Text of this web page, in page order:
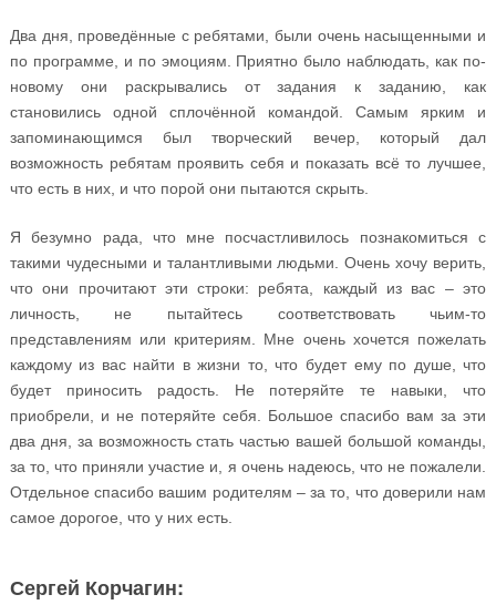
Два дня, проведённые с ребятами, были очень насыщенными и
по программе, и по эмоциям. Приятно было наблюдать, как по-
новому они раскрывались от задания к заданию, как
становились одной сплочённой командой. Самым ярким и
запоминающимся был творческий вечер, который дал
возможность ребятам проявить себя и показать всё то лучшее,
что есть в них, и что порой они пытаются скрыть.
Я безумно рада, что мне посчастливилось познакомиться с
такими чудесными и талантливыми людьми. Очень хочу верить,
что они прочитают эти строки: ребята, каждый из вас – это
личность, не пытайтесь соответствовать чьим-то
представлениям или критериям. Мне очень хочется пожелать
каждому из вас найти в жизни то, что будет ему по душе, что
будет приносить радость. Не потеряйте те навыки, что
приобрели, и не потеряйте себя. Большое спасибо вам за эти
два дня, за возможность стать частью вашей большой команды,
за то, что приняли участие и, я очень надеюсь, что не пожалели.
Отдельное спасибо вашим родителям – за то, что доверили нам
самое дорогое, что у них есть.
Сергей Корчагин: